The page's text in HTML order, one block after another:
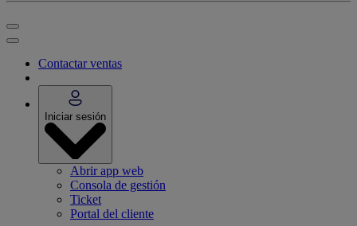
Contactar ventas
Iniciar sesión
Abrir app web
Consola de gestión
Ticket
Portal del cliente